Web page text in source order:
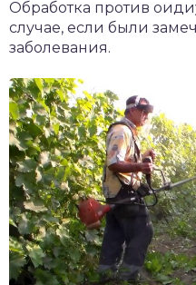
Обработка против
случае, если были
заболевания.